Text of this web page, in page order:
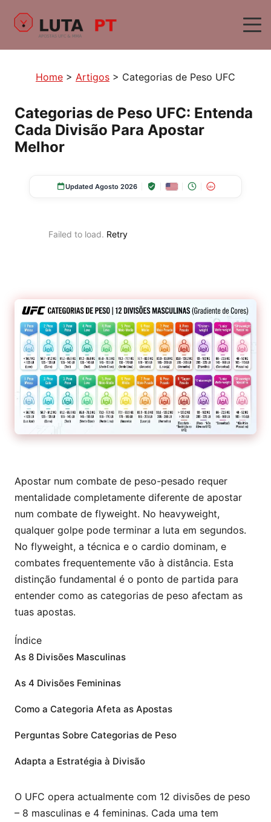
Home > Artigos > Categorias de Peso UFC
Categorias de Peso UFC: Entenda
Cada Divisão Para Apostar
Melhor
Updated Agosto 2026 18+
Failed to load. Retry
Apostar num combate de peso-pesado requer
mentalidade completamente diferente de apostar
num combate de flyweight. No heavyweight,
qualquer golpe pode terminar a luta em segundos.
No flyweight, a técnica e o cardio dominam, e
combates frequentemente vão à distância. Esta
distinção fundamental é o ponto de partida para
entender como as categorias de peso afectam as
tuas apostas.
Índice
As 8 Divisões Masculinas
As 4 Divisões Femininas
Como a Categoria Afeta as Apostas
Perguntas Sobre Categorias de Peso
Adapta a Estratégia à Divisão
O UFC opera actualmente com 12 divisões de peso
– 8 masculinas e 4 femininas. Cada uma tem